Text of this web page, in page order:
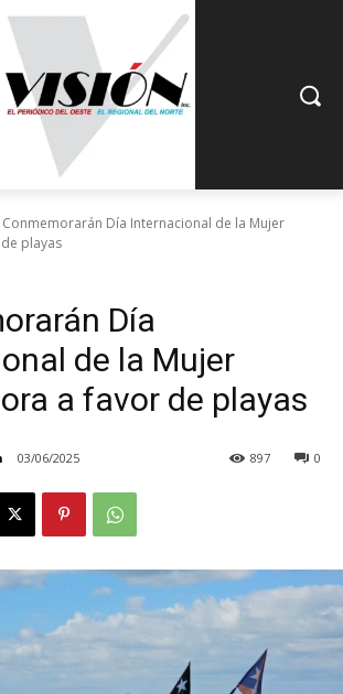
Conmemorarán Día Internacional de la Mujer
playas
Día
de la Mujer
a favor de playas
03/06/2025 0
897